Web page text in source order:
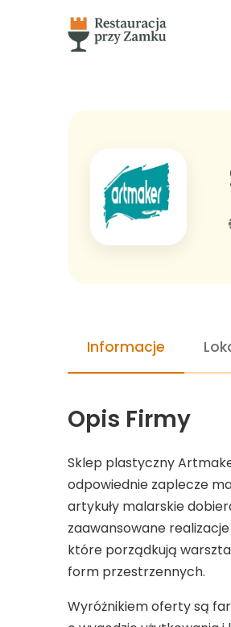
Informacje
Opis Firmy
Sklep plastyczny
odpowiednie zaplecze
artykuły malarskie
zaawansowane
które porządkują
form przestrzennych.
Wyróżnikiem oferty są